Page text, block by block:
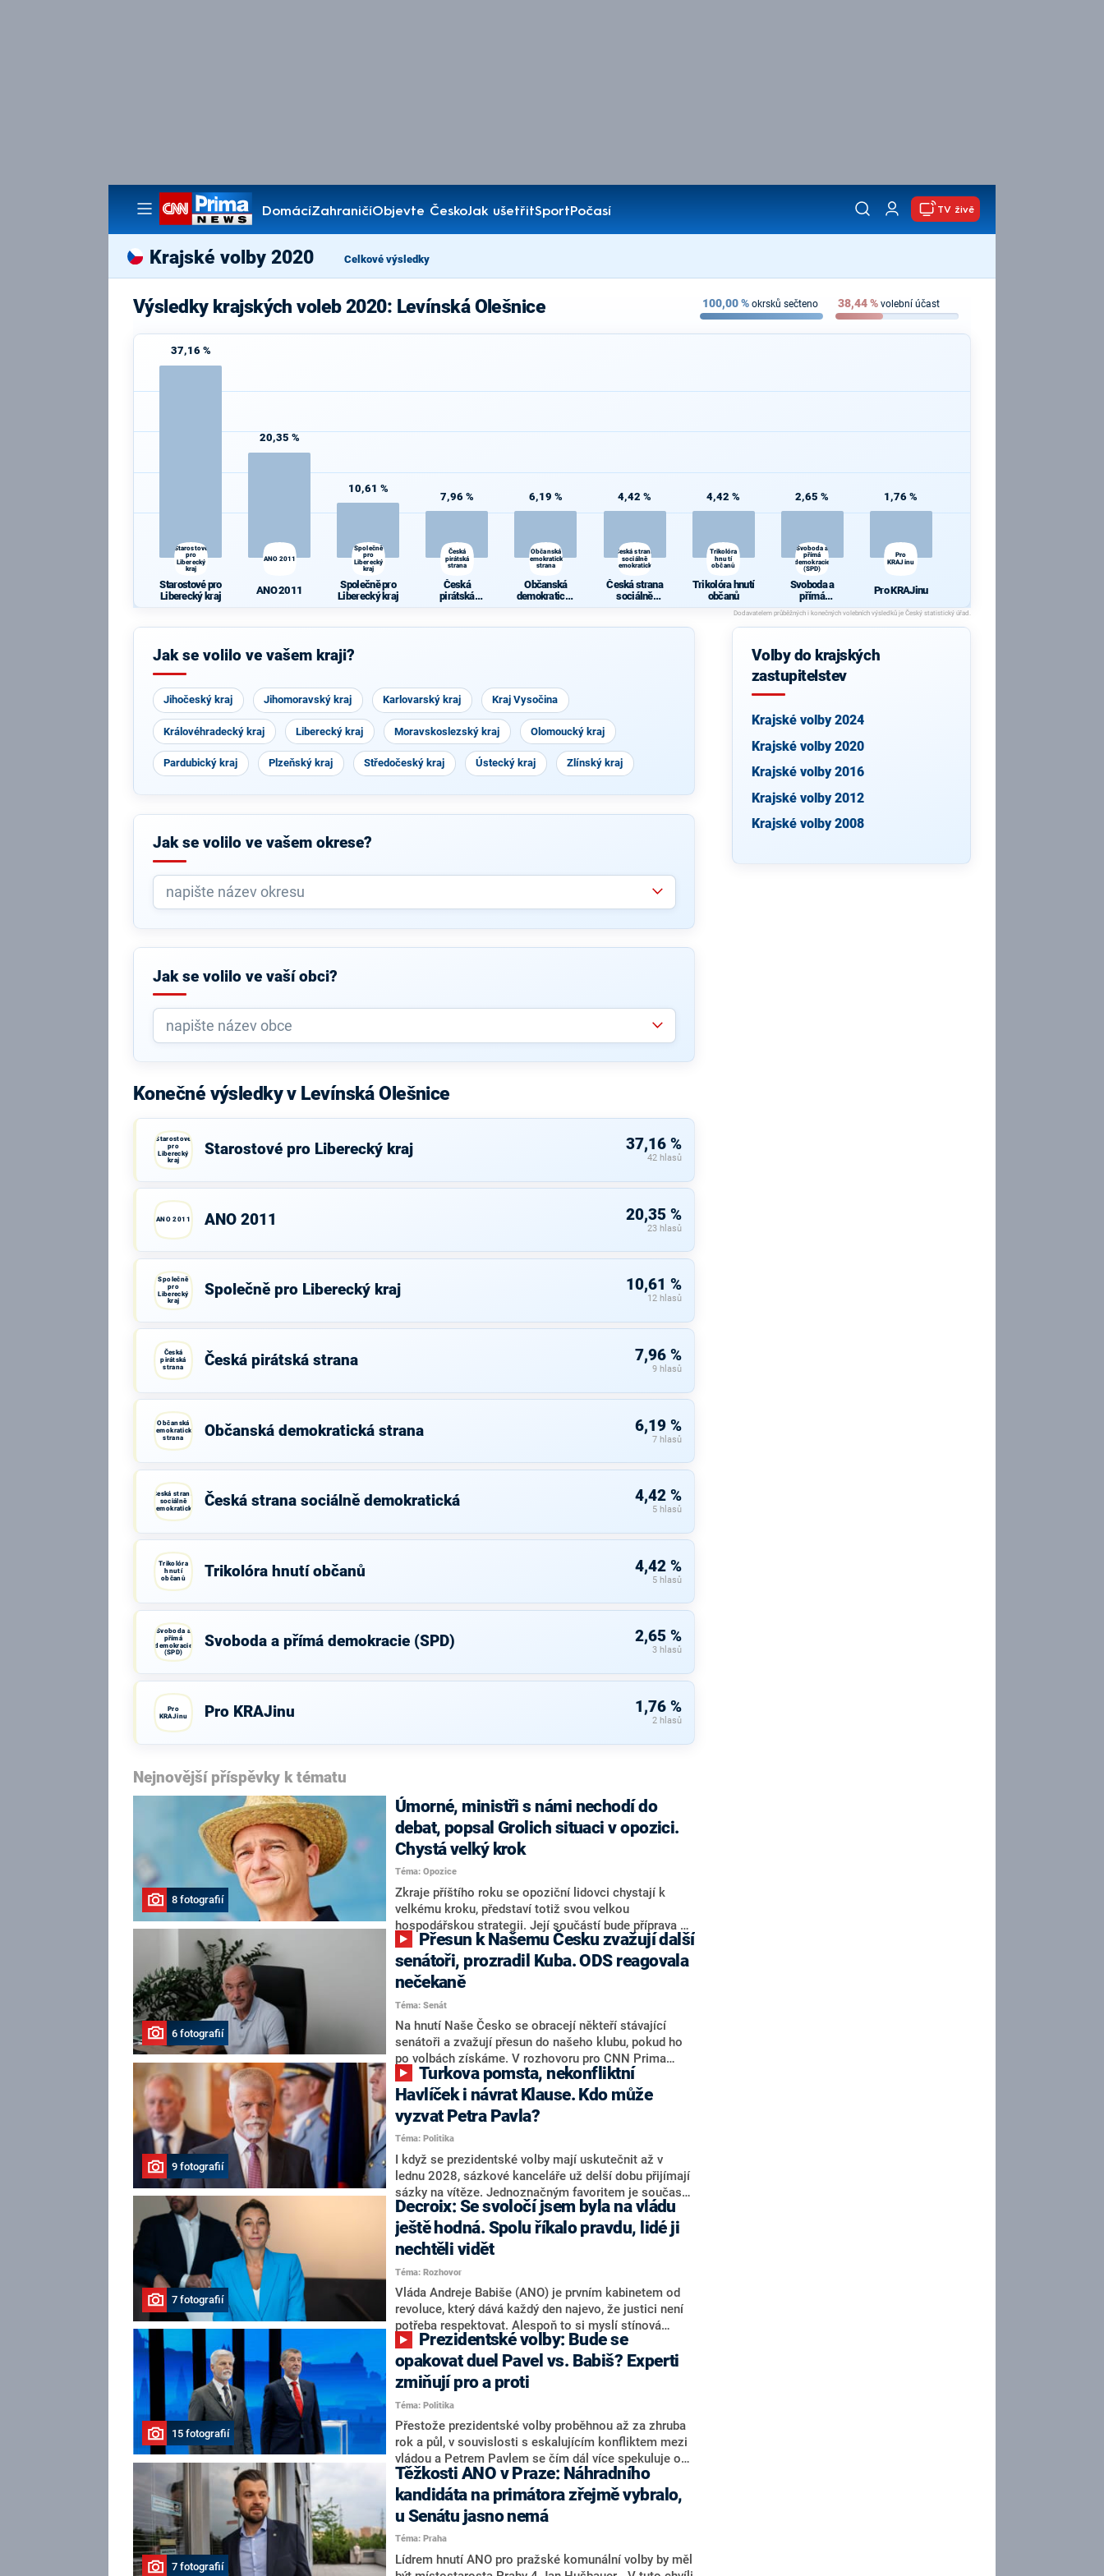
DomácíZahraničíObjevte ČeskoJak ušetřitSportPočasí
Pořady
TV živě
Krajské volby 2020 Celkové výsledky
Výsledky krajských voleb 2020: Levínská Olešnice 100,00% okrsků sečteno 38,44% volební účast
37,16 %
Starostové
pro
Liberecký
kraj
Starostové pro
Liberecký kraj
20,35 %
ANO 2011
ANO 2011
10,61 %
Společně
pro
Liberecký
kraj
Společně pro
Liberecký kraj
7,96 %
Česká
pirátská
strana
Česká
pirátská
6,19 %
Občanská
demokratická
strana
Občanská
demokratická
4,42 %
Česká strana
sociálně
demokratická
Česká strana
sociálně
demokratická
4,42 %
Trikolóra
hnutí
občanů
Trikolóra hnutí
občanů
2,65 %
Svoboda a
přímá
demokracie
(SPD)
Svoboda a
přímá
demokracie
(SPD)
1,76 %
Pro
KRAJinu
Pro KRAJinu
Jak se volilo ve vašem kraji?
Jihočeský kraj Jihomoravský kraj Karlovarský kraj Kraj Vysočina
Královéhradecký kraj Liberecký kraj Moravskoslezský kraj Olomoucký kraj
Pardubický kraj Plzeňský kraj Středočeský kraj Ústecký kraj Zlínský kraj
Jak se volilo ve vašem okrese?
Jak se volilo ve vaší obci?
Konečné výsledky v Levínská Olešnice
Starostové
pro
Liberecký
kraj
Starostové pro Liberecký kraj 37,16 %
42 hlasů
ANO 2011 ANO 2011 20,35 %
23 hlasů
Společně
pro
Liberecký
kraj
Společně pro Liberecký kraj 10,61 %
12 hlasů
Česká
pirátská
strana
Česká pirátská strana 7,96 %
9 hlasů
Občanská
demokratická
strana
Občanská demokratická strana 6,19 %
7 hlasů
Česká strana
sociálně
demokratická
Česká strana sociálně demokratická 4,42 %
5 hlasů
Trikolóra
hnutí
občanů
Trikolóra hnutí občanů 4,42 %
5 hlasů
Svoboda a
přímá
demokracie
(SPD)
Svoboda a přímá demokracie (SPD) 2,65 %
3 hlasů
Pro
KRAJinu
Pro KRAJinu 1,76 %
2 hlasů
Nejnovější příspěvky k tématu
8 fotografií
Úmorné, ministři s námi nechodí do
debat, popsal Grolich situaci v opozici.
Chystá velký krok
Téma: Opozice
Zkraje příštího roku se opoziční lidovci chystají k
velkému kroku, představí totiž svou velkou
hospodářskou strategii. Její součástí bude příprava na
stárnutí populace, řekl ve středu na setkání s novináři
nový předseda lidovců Jan Grolich. Ten zároveň v
senátních volbách kandiduje ve Vyškově. Popsal i
aktivitu opozice, o níž vládní strany nebo političtí
komentátoři mluví jako o slabé a v defenzivě. „Je to
úmorná práce upozorňovat na chyby vlády. Ministři s
námi navíc nechodí do debat. Chceme ale ukazovat
svoje témata,“ odpověděl Grolich na dotaz CNN Prima
NEWS.
6 fotografií
senátoři, prozradil Kuba. ODS reagovala
nečekaně
Téma: Senát
Na hnutí Naše Česko se obracejí někteří stávající
senátoři a zvažují přesun do našeho klubu, pokud ho
po volbách získáme. V rozhovoru pro CNN Prima
NEWS to řekl zakladatel hnutí a jihočeský hejtman
Martin Kuba. Konkrétní nebyl, ale získat by takto mohl
například senátora Zdeňka Hrabu, který je dnes
součástí klubu ODS a TOP 09. Hraba to na dotaz
redakce nevyloučil. Předseda klubu senátorů ODS
Zdeněk Nytra redakci řekl, že počítá s odchodem
některých senátorů z klubu a že Naše Česko není
nepřítel, ale soupeř.
9 fotografií
Havlíček i návrat Klause. Kdo může
vyzvat Petra Pavla?
Téma: Politika
I když se prezidentské volby mají uskutečnit až v
lednu 2028, sázkové kanceláře už delší dobu přijímají
sázky na vítěze. Jednoznačným favoritem je současná
hlava státu Petr Pavel. Daleko za ním pak bookmakeři
zmiňují dva výrazné politiky ANO, tedy premiéra
Andreje Babiše a ministra průmyslu Karla Havlíčka.
Oblíbeným tipem samotných sázkařů je poslanec za
Motoristy Filip Turek. Politolog Jan Kubáček nicméně
o případné kandidatuře kohokoliv ze zmíněné trojice
značně pochybuje. Podle něj současná koalice dosud
nemá osobu, která by Pavlovi mohla konkurovat.
7 fotografií
Decroix: Se svoločí jsem byla na vládu
ještě hodná. Spolu říkalo pravdu, lidé ji
nechtěli vidět
Téma: Rozhovor
Vláda Andreje Babiše (ANO) je prvním kabinetem od
revoluce, který dává každý den najevo, že justici není
potřeba respektovat. Alespoň to si myslí stínová
ministryně spravedlnosti ODS Eva Decroix. V
rozhovoru pro CNN Prima NEWS si nebrala servítky
ohledně politického výkonu svého nástupce Jeronýma
Tejce (za ANO) či vládní zmocněnkyně pro lidská
práva Taťány Malé (ANO). Označením „svoloč“ na
adresu vlády prý byla ještě hodná. Decroix se také
vrátila k volební porážce koalice Spolu či promluvila o
hnutí Naše Česko Martina Kuby.
15 fotografií
opakovat duel Pavel vs. Babiš? Experti
zmiňují pro a proti
Téma: Politika
Přestože prezidentské volby proběhnou až za zhruba
rok a půl, v souvislosti s eskalujícím konfliktem mezi
vládou a Petrem Pavlem se čím dál více spekuluje o
tom, koho by do bitvy o Hrad mohla vyslat současná
koalice. Někteří političtí komentátoři znovu vytahují
jméno premiéra Andreje Babiše (ANO). Jak moc je
pravděpodobné, že se v prezidentských volbách 2028
bude znovu opakovat souboj z roku 2023?
7 fotografií
Těžkosti ANO v Praze: Náhradního
kandidáta na primátora zřejmě vybralo,
u Senátu jasno nemá
Téma: Praha
Lídrem hnutí ANO pro pražské komunální volby by měl
Volby do krajských
zastupitelstev
Krajské volby 2024
Krajské volby 2020
Krajské volby 2016
Krajské volby 2012
Krajské volby 2008